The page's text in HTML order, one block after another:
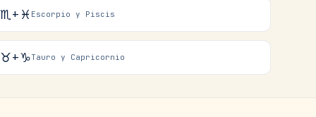
♏+♓ Escorpio y Piscis
♉+♑Tauro y Capricornio